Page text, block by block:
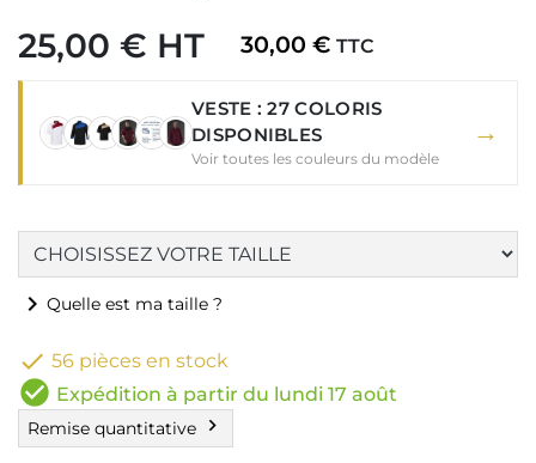
25,00 € HT 30,00 € TTC
VESTE : 27 COLORIS
DISPONIBLES
Voir toutes les couleurs du modèle
→
chevron_right Quelle est ma taille ?
 56 pièces en stock
check_circle Expédition à partir du lundi 17 août
Remise quantitative chevron_right